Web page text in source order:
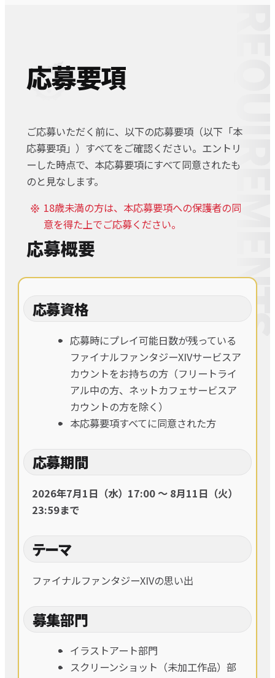
応募要項
ご応募いただく前に、以下の応募要項（以下「本
応募要項」）すべてをご確認ください。エントリ
ーした時点で、本応募要項にすべて同意されたも
のと見なします。
18歳未満の方は、本応募要項への保護者の同
意を得た上でご応募ください。
応募概要
応募資格
応募時にプレイ可能日数が残っている
ファイナルファンタジーXIVサービスア
カウントをお持ちの方（フリートライ
アル中の方、ネットカフェサービスア
カウントの方を除く）
本応募要項すべてに同意された方
応募期間
2026年7月1日（水）17:00 〜 8月11日（火）
23:59まで
テーマ
ファイナルファンタジーXIVの思い出
募集部門
イラストアート部門
スクリーンショット（未加工作品）部